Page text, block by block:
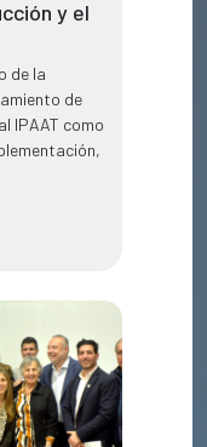
y el
de la
de
IPAAT como